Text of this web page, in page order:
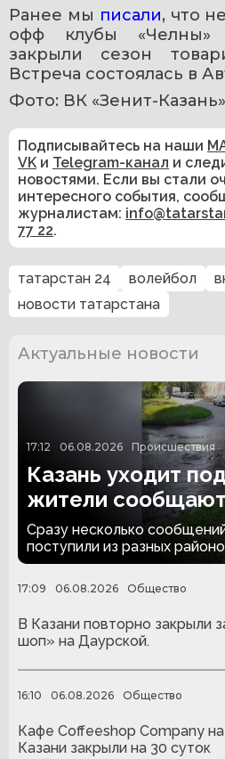
Ранее мы писали, что
офф клубы «Челны»
закрыли сезон
Встреча состоялась в
Фото: ВК «Зенит-
Подписывайтесь на наши
VK и Telegram-канал и
новостями. Если вы стали
интересного события,
журналистам:
77 22.
татарстан 24 волейбол
новости татарстана
Актуальные новости
17:12 06.08.2026 Происшествия
Казань уходит
жители
коммунальных
районах
Сразу несколько
поступили из разных
17:09 06.08.2026 Общество
В Казани повторно закрыли
шоп» на Даурской.
16:10 06.08.2026 Общество
Кафе Coffeeshop Company
Казани закрыли на 30 суток